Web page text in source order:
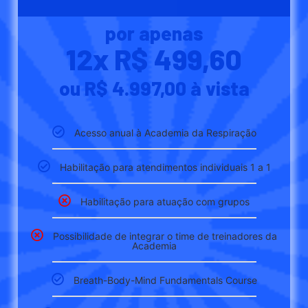
por apenas
12x R$ 499,60
ou R$ 4.997,00 à vista
Acesso anual à Academia da Respiração
Habilitação para atendimentos individuais 1 a 1
Habilitação para atuação com grupos
Possibilidade de integrar o time de treinadores da
Academia
Breath-Body-Mind Fundamentals Course